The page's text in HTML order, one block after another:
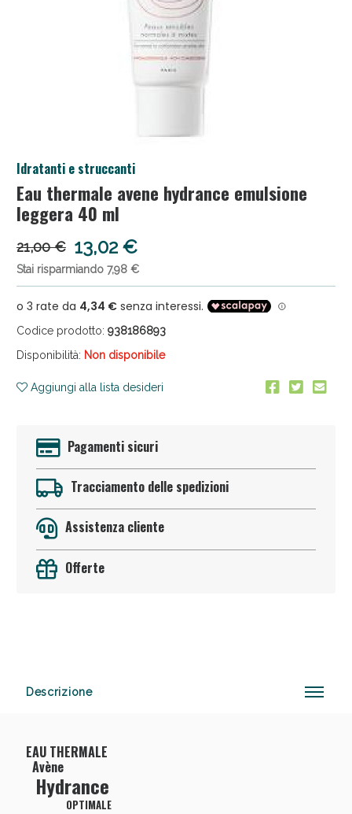
Idratanti e struccanti
Eau thermale avene hydrance emulsione
leggera 40 ml
21,00 € 13,02 €
Stai risparmiando 7,98 €
Codice prodotto: 938186893
Disponibilità: Non disponibile
Aggiungi alla lista desideri
Pagamenti sicuri
Tracciamento delle spedizioni
Assistenza cliente
Offerte
Descrizione
EAU THERMALE
Avène
Hydrance
OPTIMALE
Salini e Multivitaminici: oggi Sconto extra fino al
Anticellulite e Fanghi: Sconto fino al 40% valido